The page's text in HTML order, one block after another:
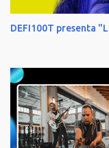
DEFI100T presenta